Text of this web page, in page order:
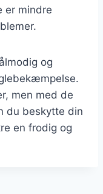
er mindre
og
men med de
du beskytte din
en frodig og